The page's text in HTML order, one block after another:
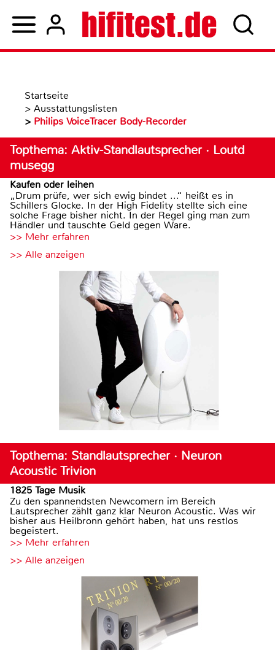
Startseite
> Ausstattungslisten
> Philips VoiceTracer Body-Recorder
Topthema: Aktiv-Standlautsprecher · Loutd
musegg
Kaufen oder leihen
„Drum prüfe, wer sich ewig bindet ...“ heißt es in
Schillers Glocke. In der High Fidelity stellte sich eine
solche Frage bisher nicht. In der Regel ging man zum
Händler und tauschte Geld gegen Ware.
>> Mehr erfahren
>> Alle anzeigen
Topthema: Standlautsprecher · Neuron
Acoustic Trivion
1825 Tage Musik
Zu den spannendsten Newcomern im Bereich
Lautsprecher zählt ganz klar Neuron Acoustic. Was wir
bisher aus Heilbronn gehört haben, hat uns restlos
begeistert.
>> Mehr erfahren
>> Alle anzeigen